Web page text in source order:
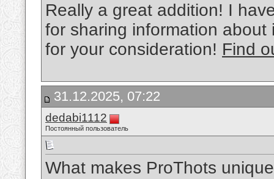
Really a great addition! I
for sharing information
for your consideration! Find
31.12.2025, 07:22
dedabi1112
Постоянный пользователь
What makes ProThots